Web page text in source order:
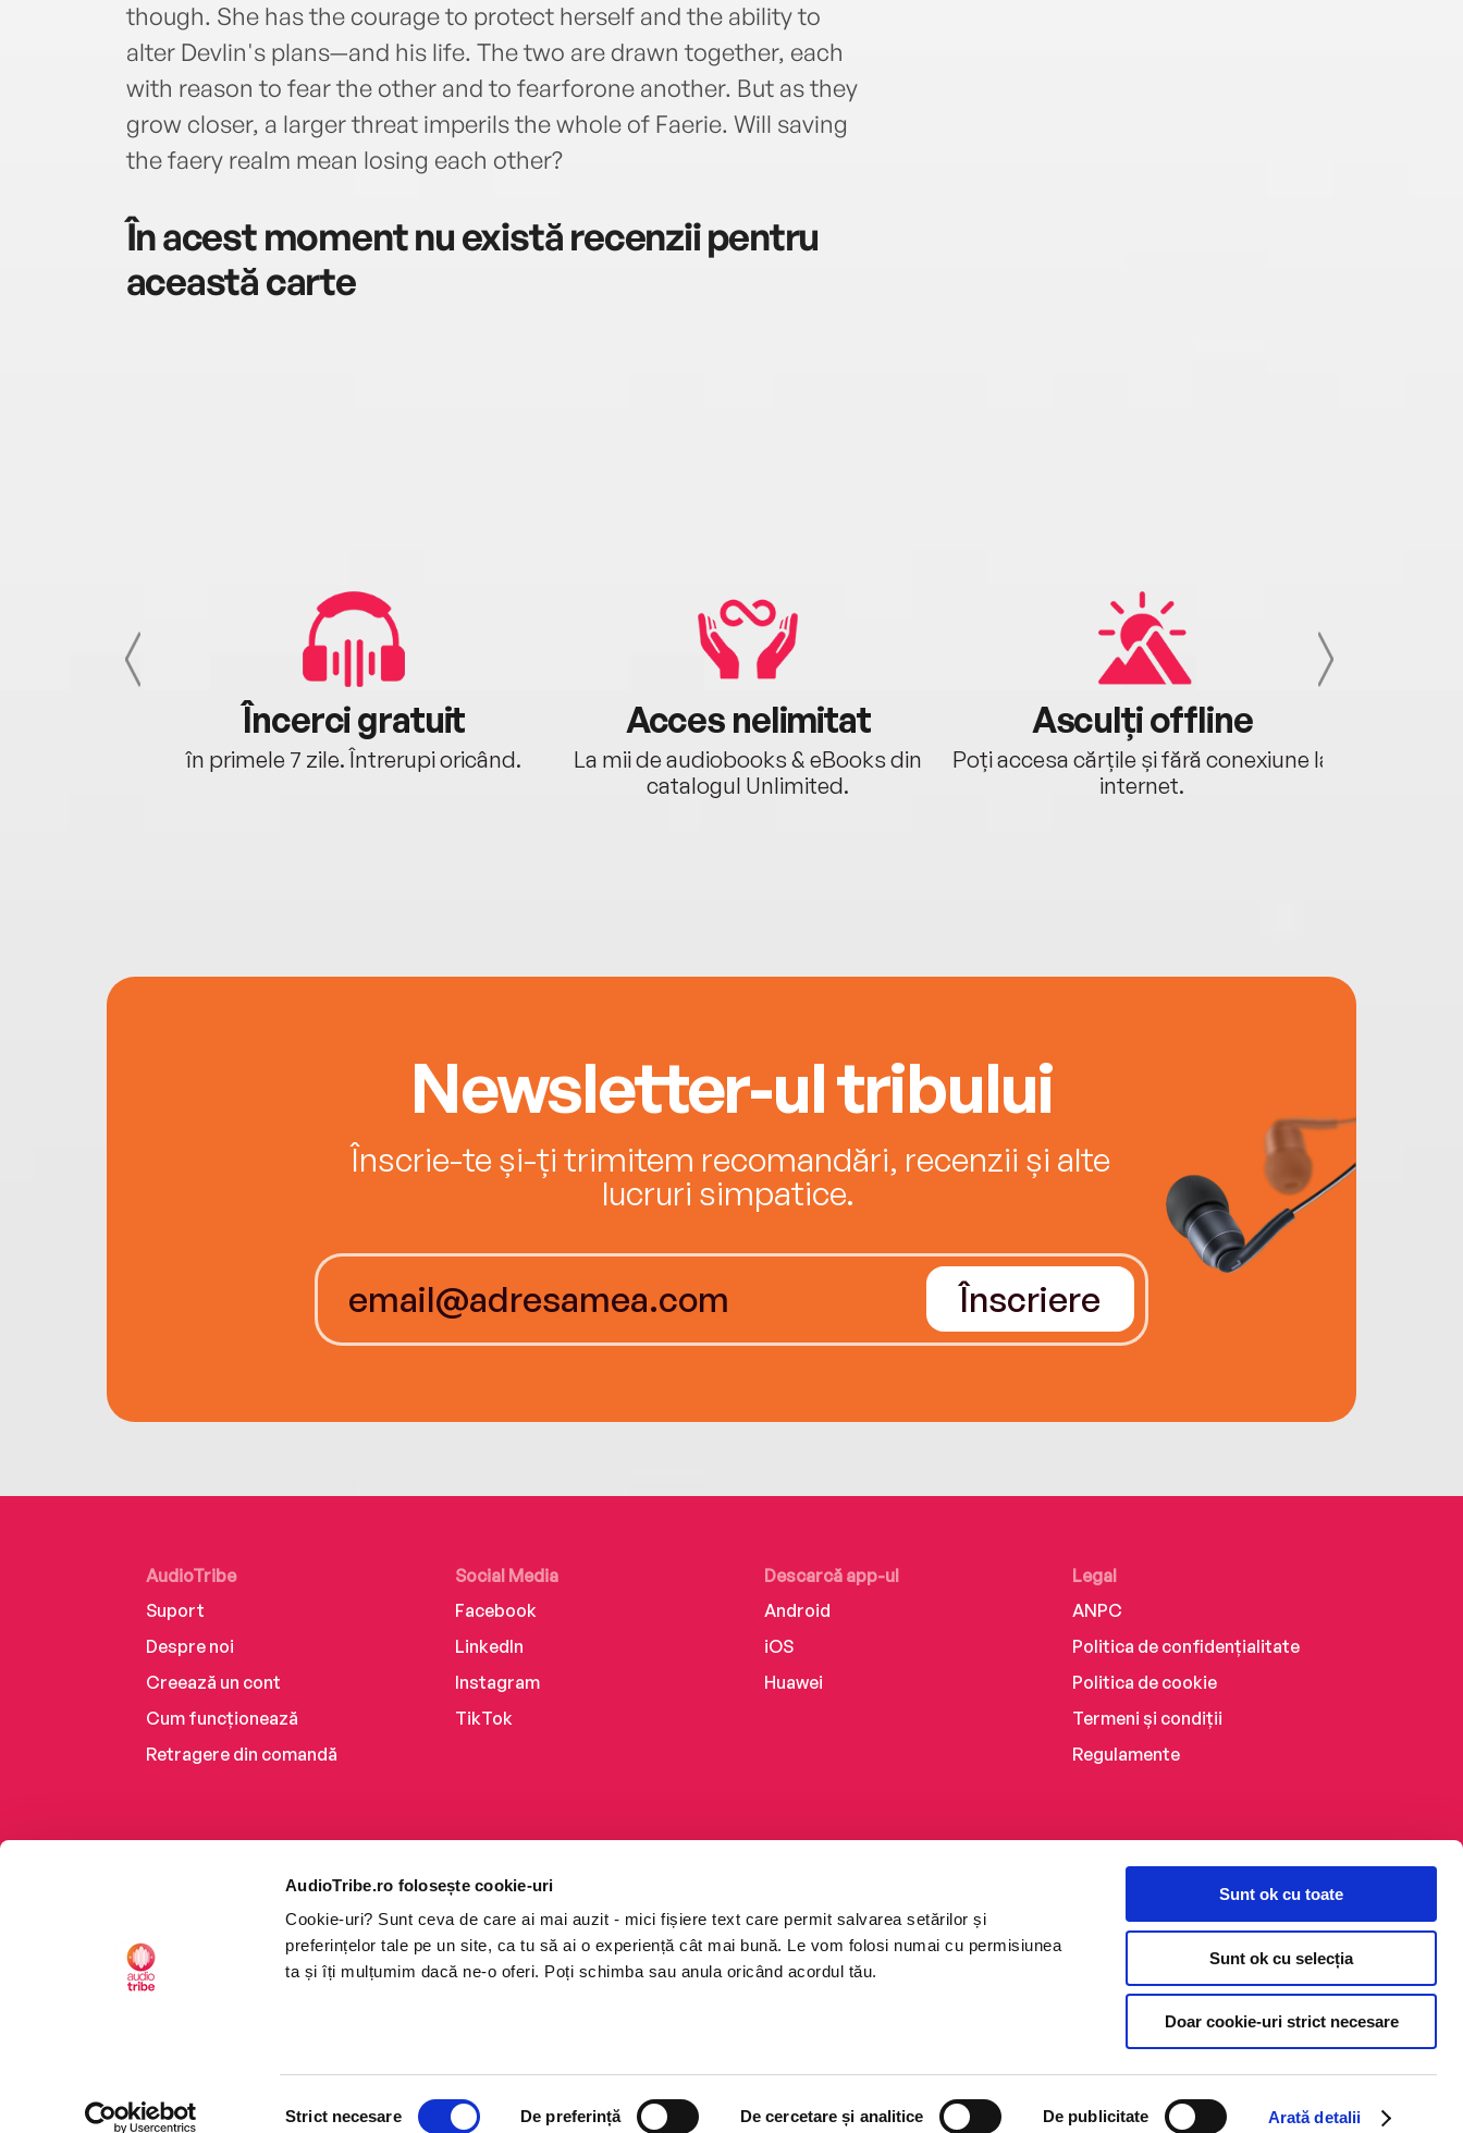
AudioTribe.ro folosește cookie-uri
Cookie-uri? Sunt ceva de care ai mai auzit - mici fișiere text care permit salvarea setărilor și
preferințelor tale pe un site, ca tu să ai o experiență cât mai bună. Le vom folosi numai cu permisiunea
ta și îți mulțumim dacă ne-o oferi. Poți schimba sau anula oricând acordul tău.
Strict necesare De preferință De cercetare și analitice De publicitate Arată detalii
Sunt ok cu toate
Sunt ok cu selecția
Doar cookie-uri strict necesare
though. She has the courage to protect herself and the ability to
alter Devlin's plans—and his life. The two are drawn together, each
with reason to fear the other and to fearforone another. But as they
grow closer, a larger threat imperils the whole of Faerie. Will saving
the faery realm mean losing each other?
În acest moment nu există recenzii pentru
această carte
Încerci gratuit
în primele 7 zile. Întrerupi oricând.
Acces nelimitat
La mii de audiobooks & eBooks din
catalogul Unlimited.
Asculți offline
Poți accesa cărțile și fără conexiune la
internet.
Newsletter-ul tribului
Înscrie-te și-ți trimitem recomandări, recenzii și alte
lucruri simpatice.
Înscriere
AudioTribe
Suport
Despre noi
Creează un cont
Cum funcționează
Retragere din comandă
Social Media
Facebook
LinkedIn
Instagram
TikTok
Descarcă app-ul
Android
iOS
Huawei
Legal
ANPC
Politica de confidențialitate
Politica de cookie
Termeni și condiții
Regulamente
©2026 Nemo EPG SRL. Toate drepturile rezervate.